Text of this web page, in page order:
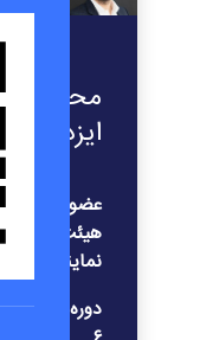
محمدرضا
ایزدپناه
عضو
هیئت
نمایندگان
دوره